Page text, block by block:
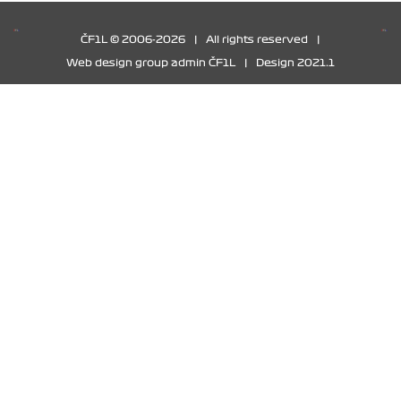
ČF1L © 2006-2026 All rights reserved
Web design group admin ČF1L Design 2021.1